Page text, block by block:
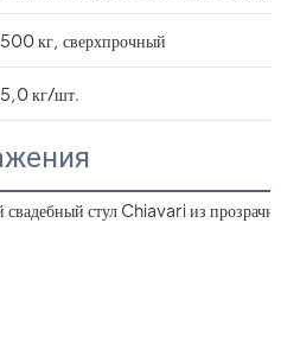
500 кг, сверхпрочный
5,0 кг/шт.